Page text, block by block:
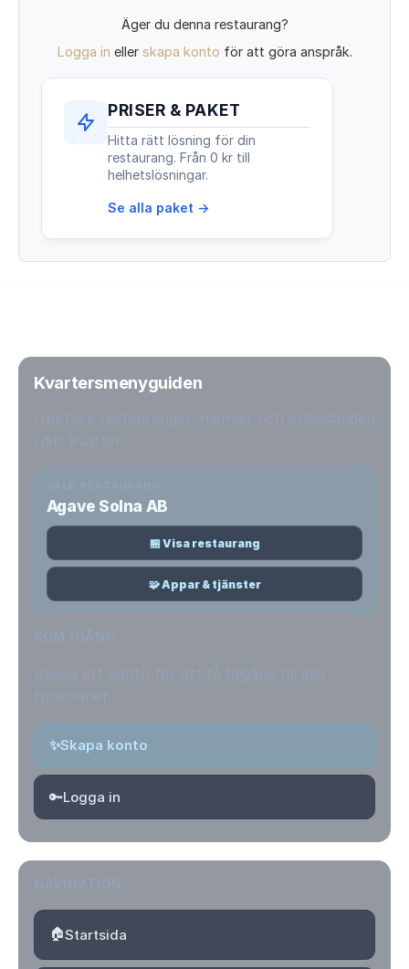
Äger du denna restaurang?
Logga in eller skapa konto för att göra anspråk.
PRISER & PAKET
Hitta rätt lösning för din
restaurang. Från 0 kr till
helhetslösningar.
Se alla paket →
Kvartersmenyguiden
Agave Solna AB
🏪 Visa restaurang
🧩 Appar & tjänster
✨Skapa konto
🔑Logga in
🏠Startsida